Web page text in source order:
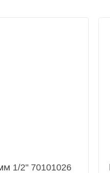
1/2" 70101026